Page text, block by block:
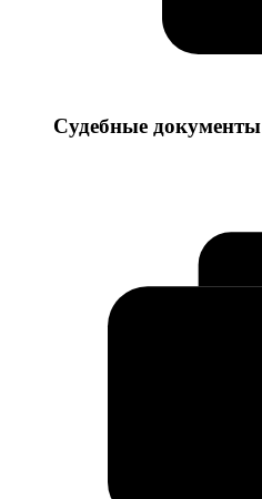
Судебные
Судебные документы